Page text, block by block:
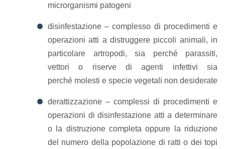
microrganismi patogeni
disinfestazione – complesso di procedimenti e
operazioni atti a distruggere piccoli animali, in
particolare artropodi, sia perché parassiti,
vettori o riserve di agenti infettivi sia
perché molesti e specie vegetali non desiderate
derattizzazione – complessi di procedimenti e
operazioni di disinfestazione atti a determinare
o la distruzione completa oppure la riduzione
del numero della popolazione di ratti o dei topi